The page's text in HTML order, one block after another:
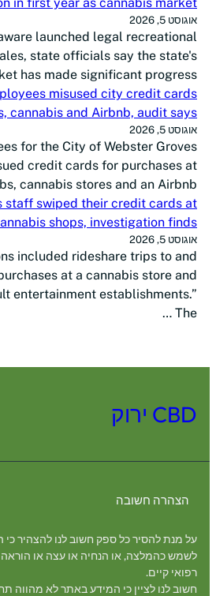
אוגוסט 5, 2026
launched legal recreational
state officials say the state's
has made significant progress …
misused city credit cards
cannabis and Airbnb, audit says
אוגוסט 5, 2026
for the City of Webster Groves
credit cards for purchases at
cannabis stores and an Airbnb …
staff swiped their credit cards at
shops, investigation finds
אוגוסט 5, 2026
included rideshare trips to and
at a cannabis store and
entertainment establishments.”
The …
CBD ירוק
הצהרה חשובה
על מנת להסיר כל ספק חשוב לנו להצהיר כי
לשמש כהמלצה, או הנחיה או עצה או הוראה
רפואי קיים.
חשוב לנו לציין כי המידע באתר לא מהווה